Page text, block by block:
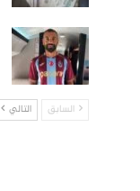
السابق التالي